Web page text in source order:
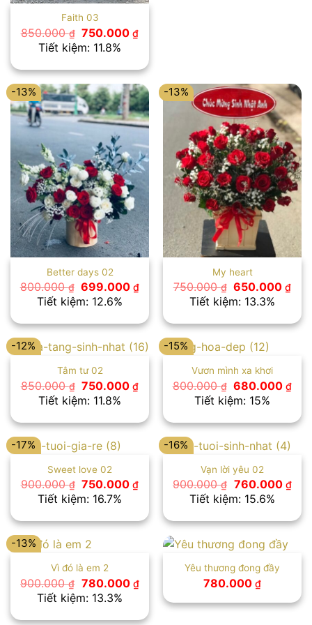
Faith 03
850.000₫ Giá
gốc
là:
750.000₫Giá
là:
750.000 ₫.
Tiết kiệm: 11.8%
-13%
Better days 02
800.000₫ Giá
gốc
là:
699.000₫Giá
là:
699.000 ₫.
Tiết kiệm: 12.6%
-13%
My heart
750.000₫ Giá
gốc
là:
650.000₫Giá
là:
Tiết kiệm: 13.3%
-12%
Tâm tư 02
850.000₫ Giá
gốc
là:
750.000₫Giá
là:
750.000 ₫.
Tiết kiệm: 11.8%
-15%
Vươn mình xa khơi
800.000₫ Giá
gốc
là:
680.000₫Giá
là:
Tiết kiệm: 15%
-17%
Sweet love 02
900.000₫ Giá
gốc
là:
750.000₫Giá
là:
750.000 ₫.
Tiết kiệm: 16.7%
-16%
Vạn lời yêu 02
900.000₫ Giá
gốc
là:
760.000 ₫Giá
hiện
là:
Tiết kiệm: 15.6%
-13%
Vì đó là em 2
900.000₫ Giá
gốc
là:
780.000 ₫Giá
hiện
là:
Tiết kiệm: 13.3%
Yêu thương đong đầy
780.000 ₫